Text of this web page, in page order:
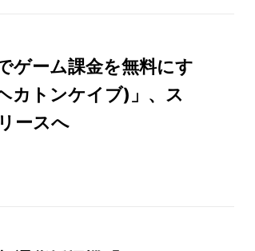
ゲーム課金を無料にす
カトンケイブ)」、ス
ースへ